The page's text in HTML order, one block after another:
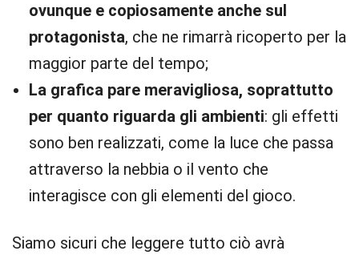
ovunque e copiosamente anche sul
protagonista, che ne rimarrà ricoperto per la
maggior parte del tempo;
La grafica pare meravigliosa, soprattutto
per quanto riguarda gli ambienti: gli effetti
sono ben realizzati, come la luce che passa
attraverso la nebbia o il vento che
interagisce con gli elementi del gioco.
Siamo sicuri che leggere tutto ciò avrà